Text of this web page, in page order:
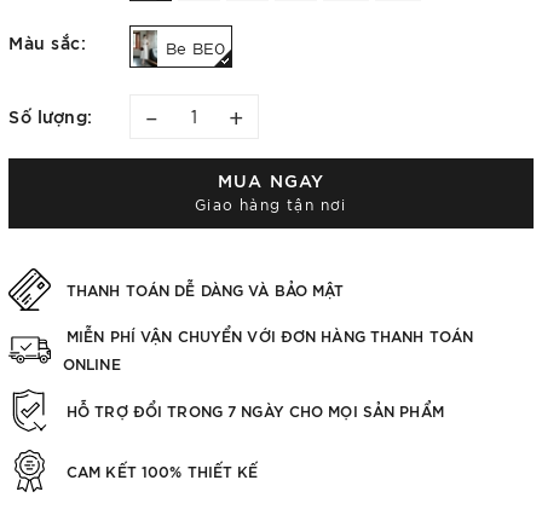
Màu sắc: Be BE0
Số lượng: – +
MUA NGAY
Giao hàng tận nơi
THANH TOÁN DỄ DÀNG VÀ BẢO MẬT
MIỄN PHÍ VẬN CHUYỂN VỚI ĐƠN HÀNG THANH TOÁN
ONLINE
HỖ TRỢ ĐỔI TRONG 7 NGÀY CHO MỌI SẢN PHẨM
CAM KẾT 100% THIẾT KẾ